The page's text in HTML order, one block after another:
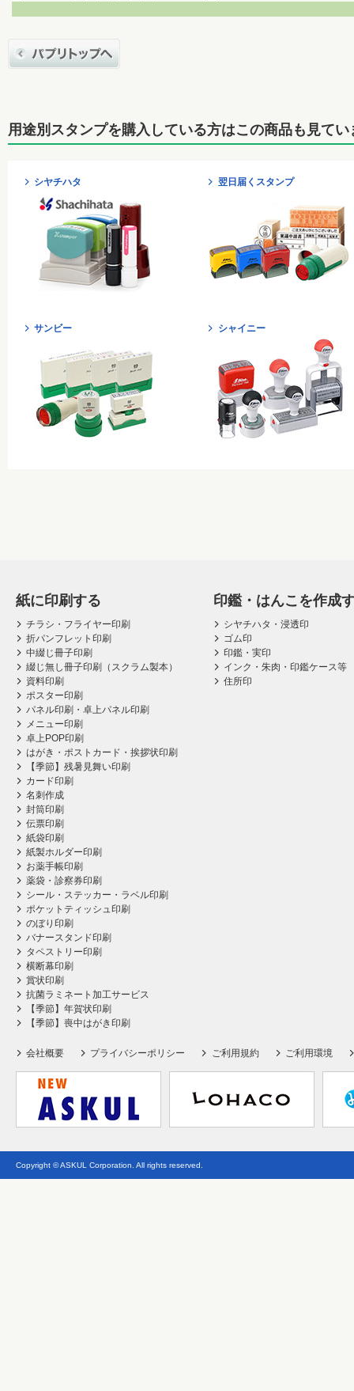
用途別スタンプを購入している方はこの商品も見てい
シヤチハタ 翌日届くスタンプ
サンビー シャイニー
紙に印刷する
チラシ・フライヤー印刷
折パンフレット印刷
中綴じ冊子印刷
綴じ無し冊子印刷（スクラム製本）
資料印刷
ポスター印刷
パネル印刷・卓上パネル印刷
メニュー印刷
卓上POP印刷
はがき・ポストカード・挨拶状印刷
【季節】残暑見舞い印刷
カード印刷
名刺作成
封筒印刷
伝票印刷
紙袋印刷
紙製ホルダー印刷
お薬手帳印刷
薬袋・診察券印刷
シール・ステッカー・ラベル印刷
ポケットティッシュ印刷
のぼり印刷
バナースタンド印刷
タペストリー印刷
横断幕印刷
賞状印刷
抗菌ラミネート加工サービス
【季節】年賀状印刷
【季節】喪中はがき印刷
印鑑・はんこを作成
シヤチハタ・浸透印
ゴム印
印鑑・実印
インク・朱肉・印鑑ケース等
住所印
会社概要 プライバシーポリシー ご利用規約 ご利用環境
Copyright © ASKUL Corporation. All rights reserved.